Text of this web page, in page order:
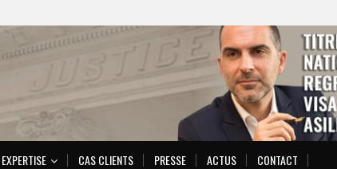
EXPERTISE CAS CLIENTS PRESSE ACTUS CONTACT